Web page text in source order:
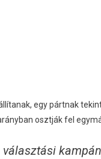
egy pártnak
osztják fel